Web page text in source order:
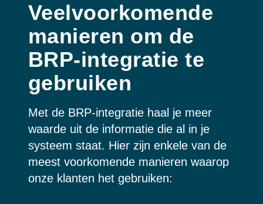
Veelvoorkomende
manieren om de
BRP-integratie te
gebruiken
Met de BRP-integratie haal je meer
waarde uit de informatie die al in je
systeem staat. Hier zijn enkele van de
meest voorkomende manieren waarop
onze klanten het gebruiken: